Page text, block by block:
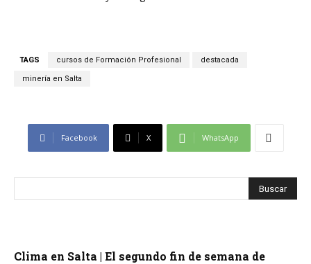
TAGS cursos de Formación Profesional destacada
minería en Salta
Facebook X WhatsApp
Clima en Salta | El segundo fin de semana de